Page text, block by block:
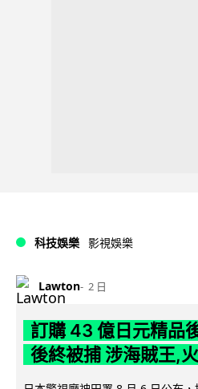
科技娛樂 影視娛樂
Lawton 2 日
訂購 43 億日元精品
後終被捕 涉海賊王,